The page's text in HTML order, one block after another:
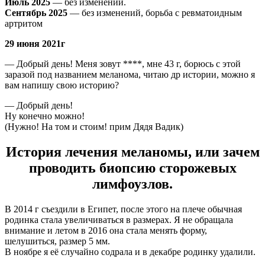
Июль 2025 — без изменений.
Сентябрь 2025 — без изменений, борьба с ревматоидным
артритом
29 июня 2021г
— Добрый день! Меня зовут ****, мне 43 г, борюсь с этой
заразой под названием меланома, читаю др истории, можно я
вам напишу свою историю?
— Добрый день!
Ну конечно можно!
(Нужно! На том и стоим! прим Дядя Вадик)
История лечения меланомы, или зачем
проводить биопсию сторожевых
лимфоузлов.
В 2014 г съездили в Египет, после этого на плече обычная
родинка стала увеличиваться в размерах. Я не обращала
внимание и летом в 2016 она стала менять форму,
шелушиться, размер 5 мм.
В ноябре я её случайно содрала и в декабре родинку удалили.